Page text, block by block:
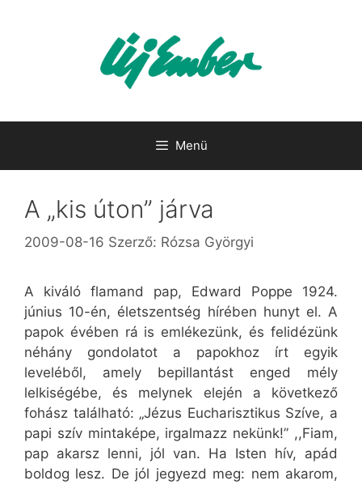
Menü
A „kis úton” járva
2009-08-16 Szerző: Rózsa Györgyi
A kiváló flamand pap, Edward Poppe 1924.
június 10-én, életszentség hírében hunyt el. A
papok évében rá is emlékezünk, és felidézünk
néhány gondolatot a papokhoz írt egyik
leveléből, amely bepillantást enged mély
lelkiségébe, és melynek elején a következő
fohász található: „Jézus Eucharisztikus Szíve, a
papi szív mintaképe, irgalmazz nekünk!” ,,Fiam,
pap akarsz lenni, jól van. Ha Isten hív, apád
boldog lesz. De jól jegyezd meg: nem akarom,